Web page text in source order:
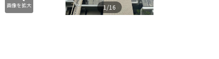
画像を拡大 1/16